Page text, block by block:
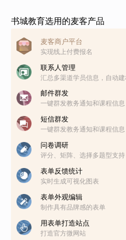
书城教育选用的麦客产品
麦客商户平台
实现线上付费报名
联系人管理
汇总多渠道学员信息，自动建
邮件群发
一键群发教务通知和课程信息
短信群发
一键群发教务通知和课程信息
问卷调研
评分、矩阵、选择多题型支持
表单反馈统计
实时生成可视化图表
表单外观编辑
制作具有品牌感的表单
用表单打造站点
打造官方微网站